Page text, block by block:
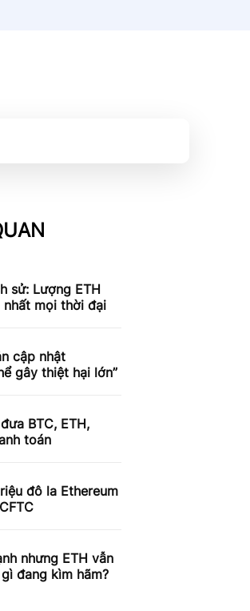
sử: Lượng ETH
mọi thời đại
cập nhật
gây thiệt hại lớn”
BTC, ETH,
toán
đô la Ethereum
nhưng ETH vẫn
đang kìm hãm?